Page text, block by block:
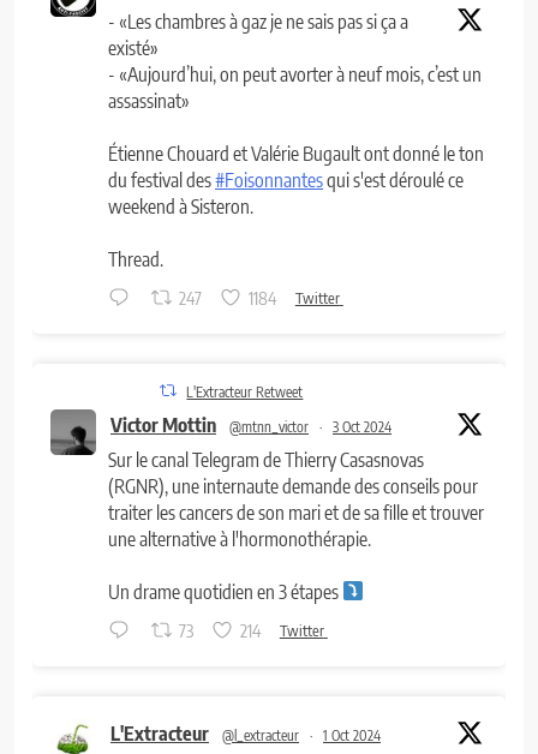
- «Les chambres à gaz je ne sais pas si ça a
existé»
- «Aujourd’hui, on peut avorter à neuf mois, c’est un
assassinat»
Étienne Chouard et Valérie Bugault ont donné le ton
du festival des#Foisonnantesqui s'est déroulé ce
weekend à Sisteron.
Thread.
247 1184 Twitter
L'Extracteur Retweet
Victor Mottin @mtnn_victor · 3 Oct 2024
Sur le canal Telegram de Thierry Casasnovas
(RGNR), une internaute demande des conseils pour
traiter les cancers de son mari et de sa fille et trouver
une alternative à l'hormonothérapie.
Un drame quotidien en 3 étapes
73 214 Twitter
L'Extracteur @l_extracteur · 1 Oct 2024